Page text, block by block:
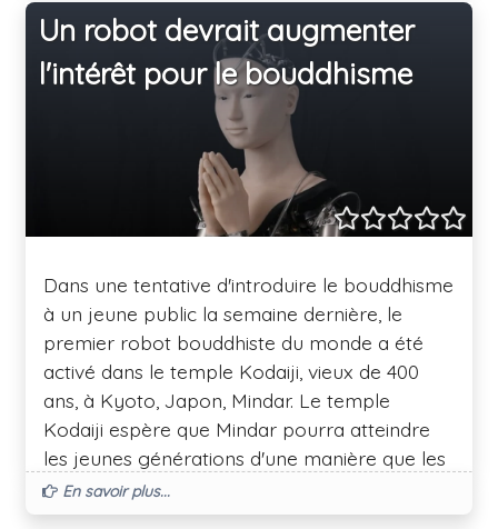
Un robot devrait augmenter
l'intérêt pour le bouddhisme
Dans une tentative d'introduire le bouddhisme
à un jeune public la semaine dernière, le
premier robot bouddhiste du monde a été
activé dans le temple Kodaiji, vieux de 400
ans, à Kyoto, Japon, Mindar. Le temple
Kodaiji espère que Mindar pourra atteindre
les jeunes générations d'une manière que les
moines traditionnels ne peuvent pas
atteindre.
En savoir plus...